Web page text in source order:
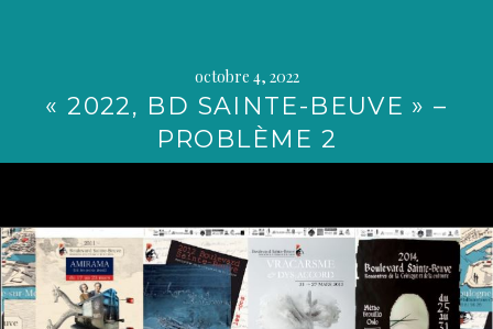
octobre 4, 2022
« 2022, BD SAINTE-BEUVE » –
PROBLÈME 2